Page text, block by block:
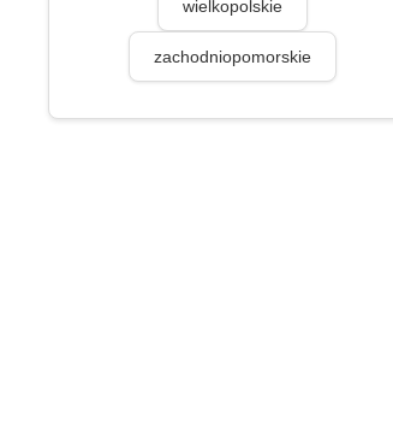
wielkopolskie
zachodniopomorskie